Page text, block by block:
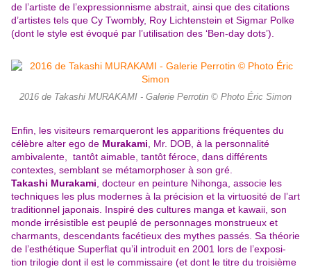
de l’artiste de l’expressionnisme abstrait, ainsi que des citations
d’artistes tels que Cy Twombly, Roy Lichtenstein et Sigmar Polke
(dont le style est évoqué par l’utilisation des ‘Ben-day dots’).
2016 de Takashi MURAKAMI - Galerie Perrotin © Photo Éric Simon
Enfin, les visiteurs remarqueront les apparitions fréquentes du
célèbre alter ego de Murakami , Mr. DOB, à la personnalité
ambivalente, tantôt aimable, tantôt féroce, dans différents
contextes, semblant se métamorphoser à son gré.
Takashi Murakami , docteur en peinture Nihonga, associe les
techniques les plus modernes à la précision et la virtuosité de l’art
traditionnel japonais. Inspiré des cultures manga et kawaii, son
monde irrésistible est peuplé de personnages monstrueux et
charmants, descendants facétieux des mythes passés. Sa théorie
de l’esthétique Superflat qu’il introduit en 2001 lors de l’exposi-
tion trilogie dont il est le commissaire (et dont le titre du troisième